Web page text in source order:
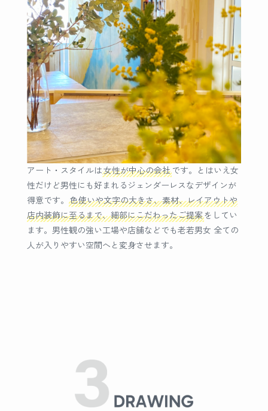
アート・スタイルは女性が中心の会社です。とはいえ女
性だけど男性にも好まれるジェンダーレスなデザインが
得意です。
色使いや文字の大きさ、素材、レイアウトや
店内装飾に至るまで、細部にこだわったご提案をしてい
ます。男性観の強い工場や店舗などでも老若男女 全ての
人が入りやすい空間へと変身させます。